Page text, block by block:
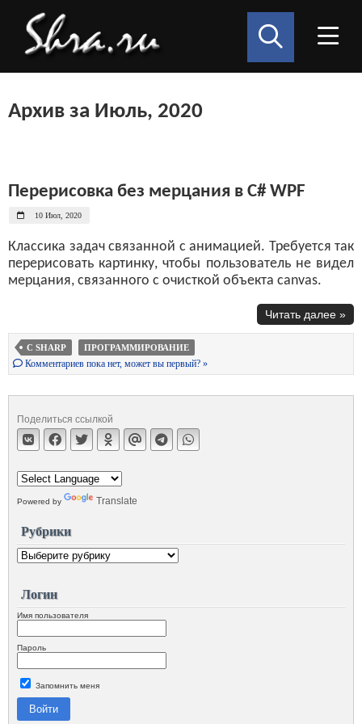
Архив за Июль, 2020
Перерисовка без мерцания в C# WPF
10 Июл, 2020
Классика задач связанной с анимацией. Требуется так
перерисовать картинку, чтобы пользователь не видел
мерцания, связанного с очисткой объекта canvas.
Читать далее »
C SHARP ПРОГРАММИРОВАНИЕ
Комментариев пока нет, может вы первый? »
Поделиться ссылкой
Powered by Translate
Рубрики
Логин
Имя пользователя
Пароль
Запомнить меня
Войти